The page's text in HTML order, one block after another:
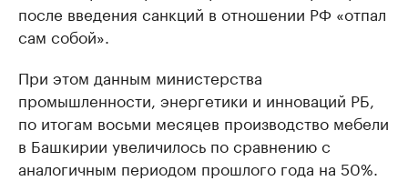
после введения санкций в отношении РФ «отпал
сам собой».
При этом данным министерства
промышленности, энергетики и инноваций РБ,
по итогам восьми месяцев производство мебели
в Башкирии увеличилось по сравнению с
аналогичным периодом прошлого года на 50%.